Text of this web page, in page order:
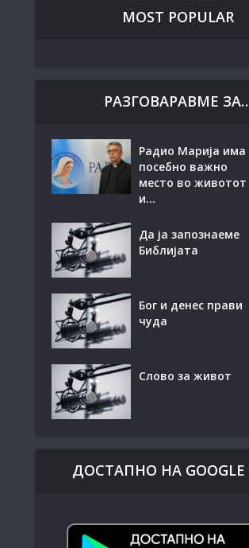
MOST POPULAR
РАЗГОВАРАВМЕ
Радио Марија има
посебно важно
место во животот
и...
Да ја запознаеме
Библијата
Бог и денес прави
чуда
Слово за живот
ДОСТАПНО НА GOOGLE